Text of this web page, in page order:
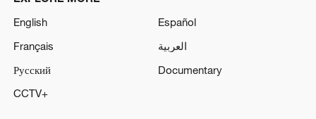
English
Español
Français
العربية
Русский
Documentary
CCTV+